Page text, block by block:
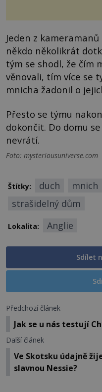
je značka Longines
Jeden z
někdo několikrát
tým se shodl, že čím
věnovali, tím více se
mnicha žadonil o
Přesto se týmu
dokončit. Do domu
nevrátí.
Foto: mysteriousuniverse.com
Štítky: duch mnich
strašidelný dům
Lokalita: Anglie
Sdílet
Předchozí článek
Jak se u nás testují
Další článek
Ve Skotsku údajně
slavnou Nessie?